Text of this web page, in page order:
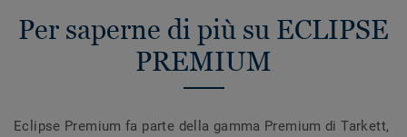
Per saperne di più su ECLIPSE
PREMIUM
Eclipse Premium fa parte della gamma Premium di Tarkett,